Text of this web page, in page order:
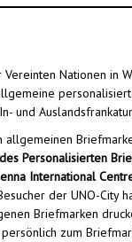
Nationen in
und
allgemeinen
Personalisierten
International
der UNO-City
Briefmarken
zum